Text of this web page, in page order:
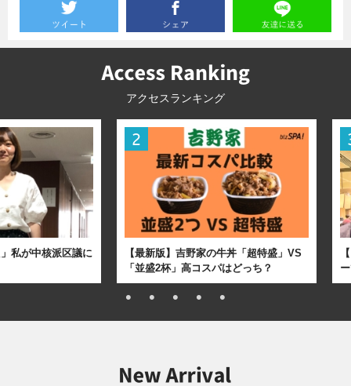
アクセスランキング
私が中核派区議に
【最新版】吉野家の牛丼「超特盛」VS
「並盛2杯」高コスパはどっち？